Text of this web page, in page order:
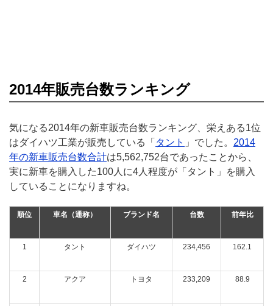
2014年販売台数ランキング
気になる2014年の新車販売台数ランキング、栄えある1位
はダイハツ工業が販売している「 タント 」でした。 2014
年の新車販売台数合計は5,562,752台であったことから、
実に新車を購入した100人に4人程度が「タント」を購入
していることになりますね。
順位 車名（通称） ブランド名 台数 前年比
1 タント ダイハツ 234,456 162.1
2 アクア トヨタ 233,209 88.9